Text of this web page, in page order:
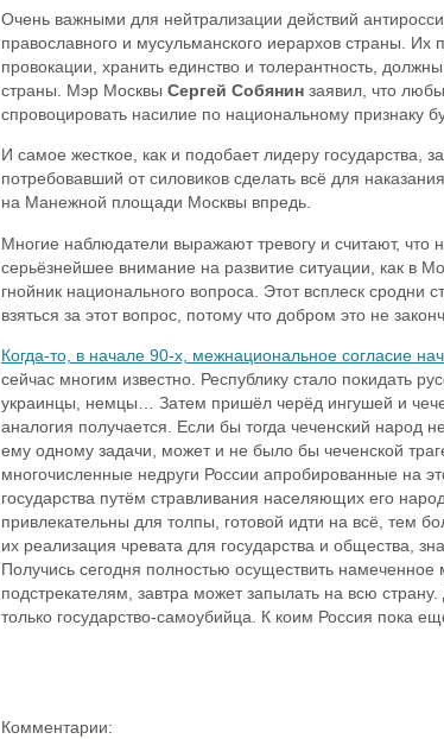
Очень важными для нейтрализации действий
православного и мусульманского иерархов страны.
провокации, хранить единство и толерантность,
страны. Мэр Москвы Сергей Собянинзаявил, что
спровоцировать насилие по национальному признаку
И самое жесткое, как и подобает лидеру государства,
потребовавший от силовиков сделать всё для
на Манежной площади Москвы впредь.
Многие наблюдатели выражают тревогу и считают, что
серьёзнейшее внимание на развитие ситуации, как в
гнойник национального вопроса. Этот всплеск сродни
взяться за этот вопрос, потому что добром это не
Когда-то, в начале 90-х, межнациональное согласие
сейчас многим известно. Республику стало покидать
украинцы, немцы… Затем пришёл черёд ингушей и
аналогия получается. Если бы тогда чеченский народ
ему одному задачи, может и не было бы чеченской
многочисленные недруги России апробированные на
государства путём стравливания населяющих его
привлекательны для толпы, готовой идти на всё, тем
их реализация чревата для государства и общества,
Получись сегодня полностью осуществить
подстрекателям, завтра может запылать на всю
только государство-самоубийца. К коим Россия пока
Комментарии: